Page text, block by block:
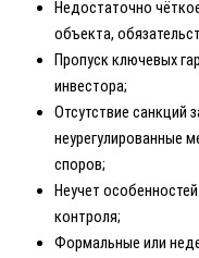
Недостаточно
объекта,
Пропуск ключевых
инвестора;
Отсутствие санкций
неурегулированные
споров;
Неучет
контроля;
Формальные или